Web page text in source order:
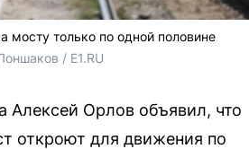
мосту только по одной половине
/ E1.RU
Алексей Орлов объявил, что
откроют для движения по